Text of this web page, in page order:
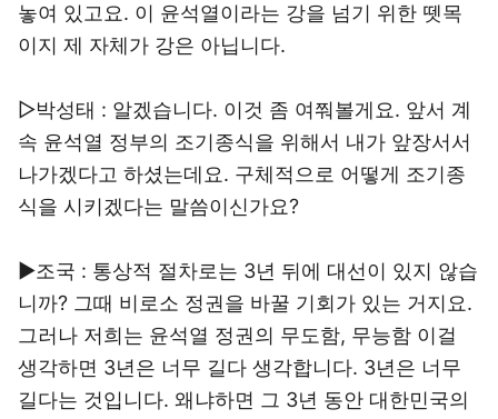
놓여 있고요. 이 윤석열이라는 강을 넘기 위한 뗏목
이지 제 자체가 강은 아닙니다.
▷박성태 : 알겠습니다. 이것 좀 여쭤볼게요. 앞서 계
속 윤석열 정부의 조기종식을 위해서 내가 앞장서서
나가겠다고 하셨는데요. 구체적으로 어떻게 조기종
식을 시키겠다는 말씀이신가요?
▶조국 : 통상적 절차로는 3년 뒤에 대선이 있지 않습
니까? 그때 비로소 정권을 바꿀 기회가 있는 거지요.
그러나 저희는 윤석열 정권의 무도함, 무능함 이걸
생각하면 3년은 너무 길다 생각합니다. 3년은 너무
길다는 것입니다. 왜냐하면 그 3년 동안 대한민국의